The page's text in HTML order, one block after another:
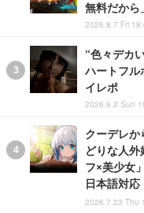
無料だから
2026.8.7 Fri
“色々デカ
ハートフル
イレポ
2026.8.2 Sun
クーデレ
どりな人
フ×美少女
日本語対応
2026.7.23 Thu